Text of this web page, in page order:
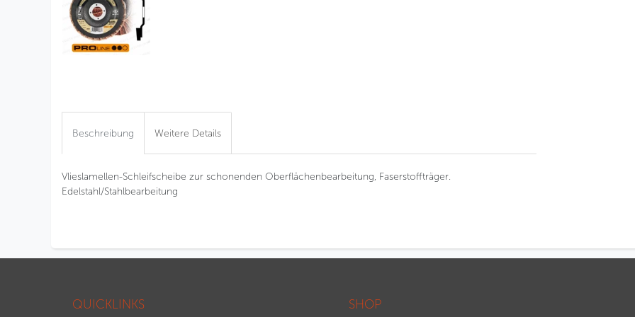
Beschreibung Weitere Details
Vlieslamellen-Schleifscheibe zur schonenden Oberflächenbearbeitung, Faserstoffträger.
Edelstahl/Stahlbearbeitung
QUICKLINKS SHOP